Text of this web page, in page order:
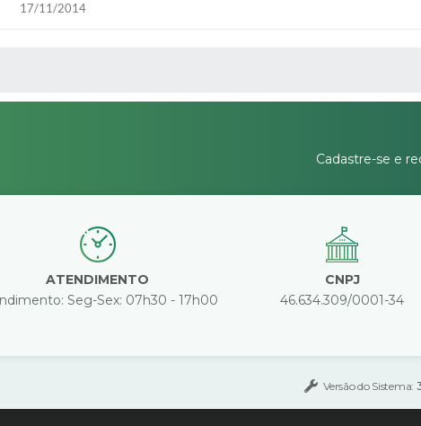
17/11/2014
Cadastre-se e
ATENDIMENTO
Seg-Sex: 07h30 - 17h00
CNPJ
46.634.309/0001-34
Versão do Sistema: